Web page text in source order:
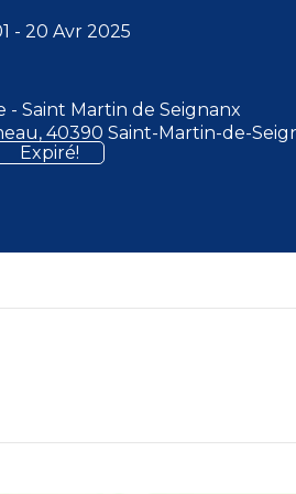
- 20 Avr 2025
Expiré!
- Saint Martin de Seignanx
40390 Saint-Martin-de-